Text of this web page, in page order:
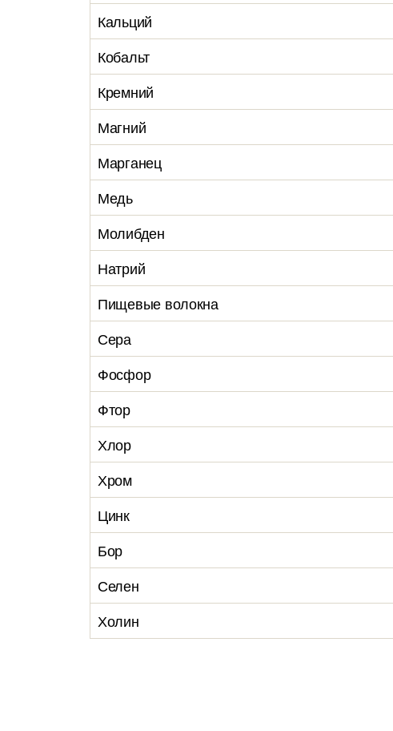
Кальций
Кобальт
Кремний
Магний
Марганец
Медь
Молибден
Натрий
Пищевые волокна
Сера
Фосфор
Фтор
Хлор
Хром
Цинк
Бор
Селен
Холин